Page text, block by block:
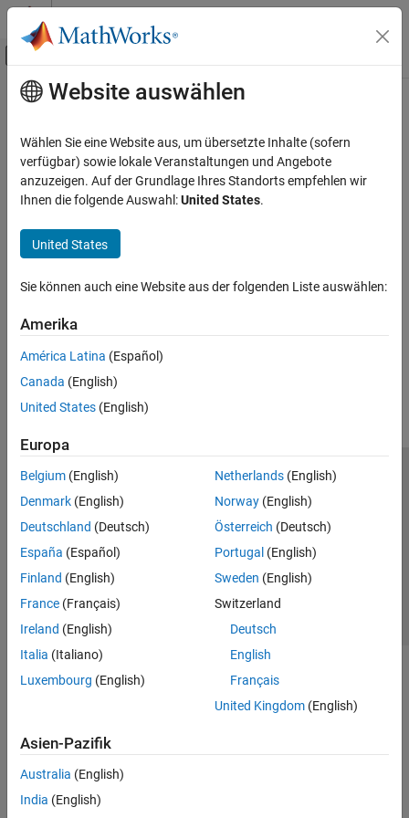
Weiter zum Inhalt
Umschaltung für Off-Canvas-
Startseite der Dokumentation
Hauptinhalt
How useful was this information?
Website auswählen
Wählen Sie eine Website aus, um übersetzte Inhalte (sofern
verfügbar) sowie lokale Veranstaltungen und Angebote
anzuzeigen. Auf der Grundlage Ihres Standorts empfehlen wir
Ihnen die folgende Auswahl:United States.
United States
Sie können auch eine Website aus der folgenden Liste auswählen:
Amerika
América Latina (Español)
Canada (English)
United States (English)
Europa
Belgium (English)
Denmark (English)
Deutschland (Deutsch)
España (Español)
Finland (English)
France (Français)
Ireland (English)
Italia (Italiano)
Luxembourg (English)
Netherlands(English)
Norway(English)
Österreich (Deutsch)
Portugal (English)
Sweden (English)
Switzerland
Deutsch
English
Français
United Kingdom(English)
Asien-Pazifik
Australia (English)
India (English)
Trust Center
Datenschutz-Richtlinien
Datendiebstahl verhindern
Status von Anwendungen
© 1994-2026 The MathWorks, Inc.
Website auswählen
Deutschland